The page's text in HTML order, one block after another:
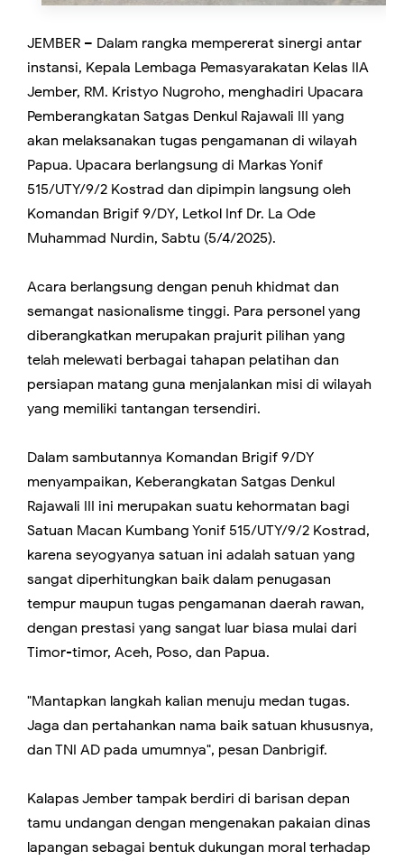
JEMBER – Dalam rangka mempererat sinergi antar
instansi, Kepala Lembaga Pemasyarakatan Kelas IIA
Jember, RM. Kristyo Nugroho, menghadiri Upacara
Pemberangkatan Satgas Denkul Rajawali III yang
akan melaksanakan tugas pengamanan di wilayah
Papua. Upacara berlangsung di Markas Yonif
515/UTY/9/2 Kostrad dan dipimpin langsung oleh
Komandan Brigif 9/DY, Letkol Inf Dr. La Ode
Muhammad Nurdin, Sabtu (5/4/2025).
Acara berlangsung dengan penuh khidmat dan
semangat nasionalisme tinggi. Para personel yang
diberangkatkan merupakan prajurit pilihan yang
telah melewati berbagai tahapan pelatihan dan
persiapan matang guna menjalankan misi di wilayah
yang memiliki tantangan tersendiri.
Dalam sambutannya Komandan Brigif 9/DY
menyampaikan, Keberangkatan Satgas Denkul
Rajawali III ini merupakan suatu kehormatan bagi
Satuan Macan Kumbang Yonif 515/UTY/9/2 Kostrad,
karena seyogyanya satuan ini adalah satuan yang
sangat diperhitungkan baik dalam penugasan
tempur maupun tugas pengamanan daerah rawan,
dengan prestasi yang sangat luar biasa mulai dari
Timor-timor, Aceh, Poso, dan Papua.
"Mantapkan langkah kalian menuju medan tugas.
Jaga dan pertahankan nama baik satuan khususnya,
dan TNI AD pada umumnya", pesan Danbrigif.
Kalapas Jember tampak berdiri di barisan depan
tamu undangan dengan mengenakan pakaian dinas
lapangan sebagai bentuk dukungan moral terhadap